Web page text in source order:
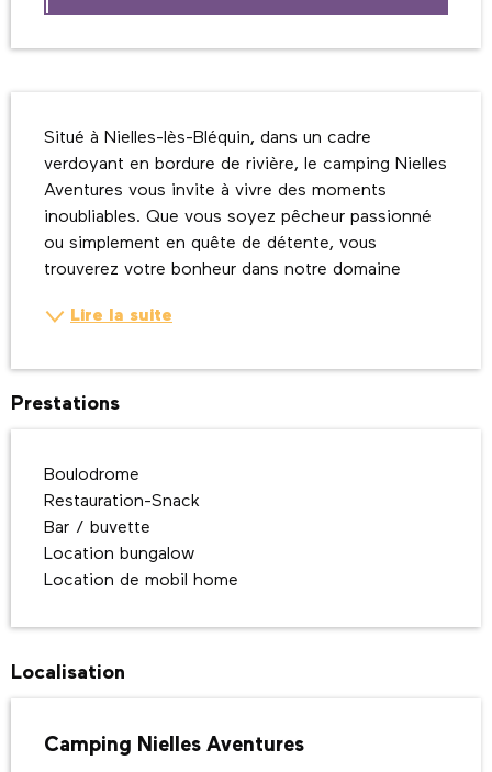
Situé à Nielles-lès-Bléquin, dans un cadre
verdoyant en bordure de rivière, le camping Nielles
Aventures vous invite à vivre des moments
inoubliables. Que vous soyez pêcheur passionné
ou simplement en quête de détente, vous
trouverez votre bonheur dans notre domaine
Lire la suite
Prestations
Boulodrome
Restauration-Snack
Bar / buvette
Location bungalow
Location de mobil home
Localisation
Camping Nielles Aventures